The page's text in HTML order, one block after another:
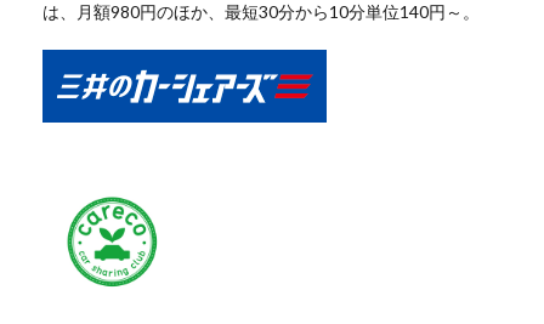
は、月額980円のほか、最短30分から10分単位140円～。